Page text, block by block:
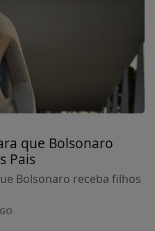
que Bolsonaro
Pais
Bolsonaro receba filhos